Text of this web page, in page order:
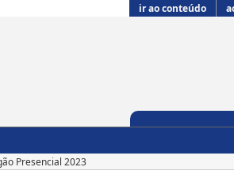
ir ao conteúdo
Presencial 2023